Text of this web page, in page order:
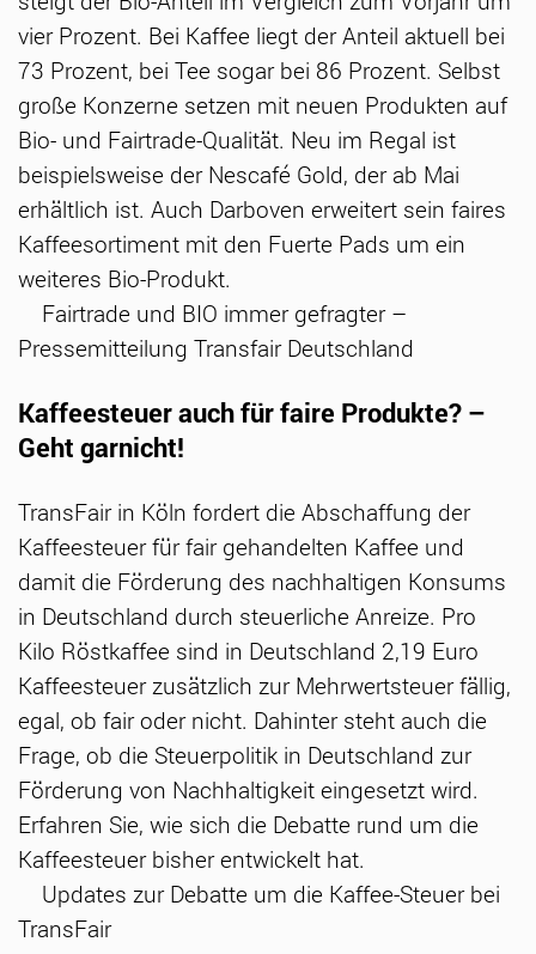
vier Prozent. Bei Kaffee liegt der Anteil aktuell bei
73 Prozent, bei Tee sogar bei 86 Prozent. Selbst
große Konzerne setzen mit neuen Produkten auf
Bio- und Fairtrade-Qualität. Neu im Regal ist
beispielsweise der Nescafé Gold, der ab Mai
erhältlich ist. Auch Darboven erweitert sein faires
Kaffeesortiment mit den Fuerte Pads um ein
weiteres Bio-Produkt.
Fairtrade und BIO immer gefragter –
Pressemitteilung Transfair Deutschland
Kaffeesteuer auch für faire Produkte? –
Geht garnicht!
TransFair in Köln fordert die Abschaffung der
Kaffeesteuer für fair gehandelten Kaffee und
damit die Förderung des nachhaltigen Konsums
in Deutschland durch steuerliche Anreize. Pro
Kilo Röstkaffee sind in Deutschland 2,19 Euro
Kaffeesteuer zusätzlich zur Mehrwertsteuer fällig,
egal, ob fair oder nicht. Dahinter steht auch die
Frage, ob die Steuerpolitik in Deutschland zur
Förderung von Nachhaltigkeit eingesetzt wird.
Erfahren Sie, wie sich die Debatte rund um die
Kaffeesteuer bisher entwickelt hat.
Updates zur Debatte um die Kaffee-Steuer bei
TransFair